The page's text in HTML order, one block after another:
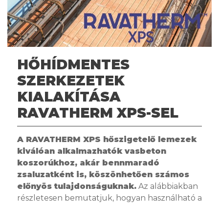
HŐHÍDMENTES
SZERKEZETEK
KIALAKÍTÁSA
RAVATHERM XPS-SEL
A RAVATHERM XPS hőszigetelő lemezek
kiválóan alkalmazhatók vasbeton
koszorúkhoz, akár bennmaradó
zsaluzatként is, köszönhetően számos
előnyös tulajdonságuknak. Az alábbiakban
részletesen bemutatjuk, hogyan használható a